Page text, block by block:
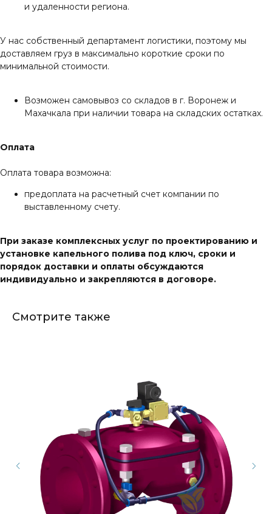
и удаленности региона.
У нас собственный департамент логистики, поэтому мы
доставляем груз в максимально короткие сроки по
минимальной стоимости.
Возможен самовывоз со складов в г. Воронеж и
Махачкала при наличии товара на складских остатках.
Оплата
Оплата товара возможна:
предоплата на расчетный счет компании по
выставленному счету.
При заказе комплексных услуг по проектированию и
установке капельного полива под ключ, сроки и
порядок доставки и оплаты обсуждаются
индивидуально и закрепляются в договоре.
Смотрите также